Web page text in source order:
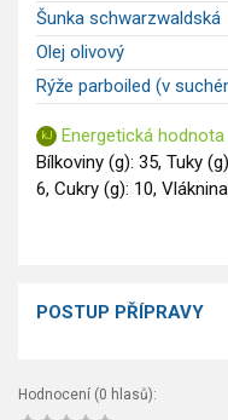
Omáčky
Bezmasé a zeleninové
Saláty
Sladké pokrmy
Dezerty
Nápoje
Šunka schwarzwaldská
Olej olivový
Rýže parboiled (v
Energetická
Bílkoviny (g): 35, Tuky
6, Cukry (g): 10,
POSTUP PŘÍPRAVY
Hodnocení (0 hlasů):